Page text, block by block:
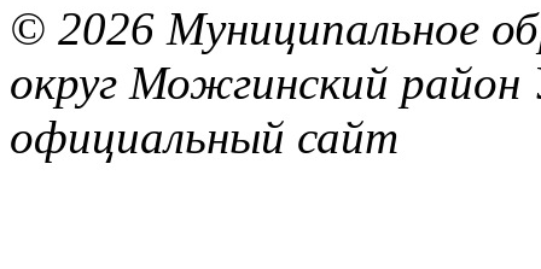
© 2026 Муниципальное
округ Можгинский район
официальный сайт